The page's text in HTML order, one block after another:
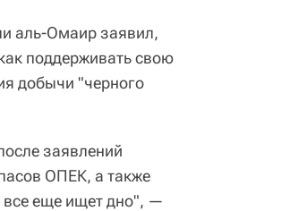
аль-Омаир заявил,
поддерживать свою
добычи "черного
заявлений
ОПЕК, а также
еще ищет дно", —